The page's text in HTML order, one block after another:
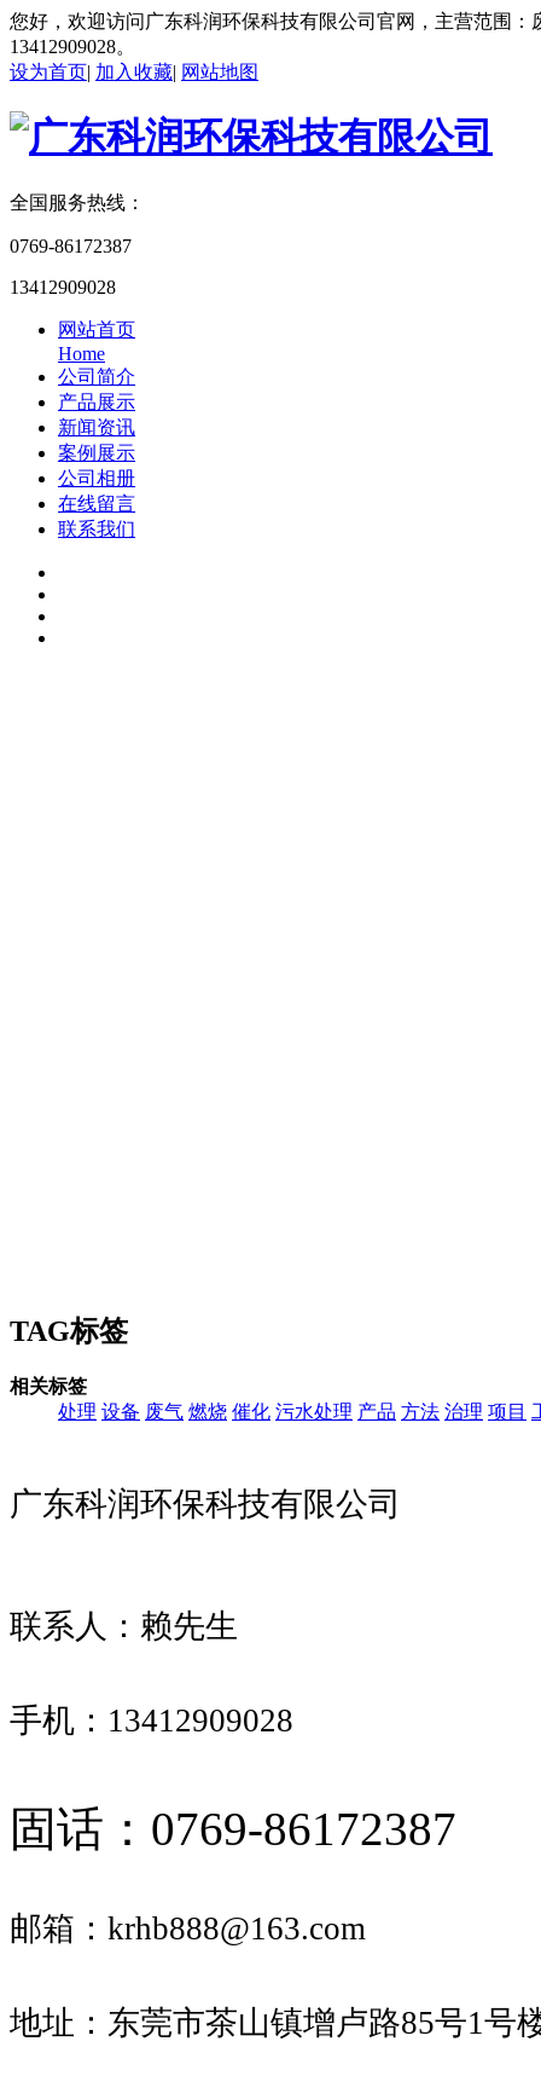
您好，欢迎访问广东科润环保科技有限公司官网，主营范围
13412909028。
设为首页| 加入收藏| 网站地图
全国服务热线：
0769-86172387
13412909028
网站首页
Home
公司简介
产品展示
新闻资讯
案例展示
公司相册
在线留言
联系我们
TAG标签
相关标签
处理 设备 废气 燃烧 催化 污水处理 产品 方法 治理 项目
广东科润环保科技有限公司
联系人：赖先生
手机：13412909028
固话：0769-86172387
邮箱：krhb888@163.com
地址：东莞市茶山镇增卢路85号1号